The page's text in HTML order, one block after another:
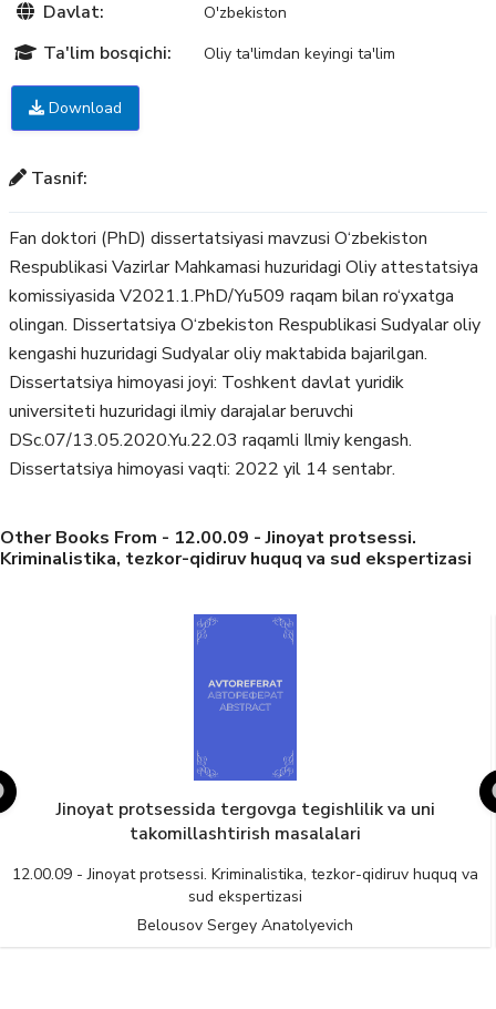
Davlat: O'zbekiston
Ta'lim bosqichi: Oliy ta'limdan keyingi ta'lim
Download
Tasnif:
Fan doktori (PhD) dissertatsiyasi mavzusi O‘zbekiston
Respublikasi Vazirlar Mahkamasi huzuridagi Oliy attestatsiya
komissiyasida V2021.1.PhD/Yu509 raqam bilan ro‘yxatga
olingan. Dissertatsiya O‘zbekiston Respublikasi Sudyalar oliy
kengashi huzuridagi Sudyalar oliy maktabida bajarilgan.
Dissertatsiya himoyasi joyi: Toshkent davlat yuridik
universiteti huzuridagi ilmiy darajalar beruvchi
DSc.07/13.05.2020.Yu.22.03 raqamli Ilmiy kengash.
Dissertatsiya himoyasi vaqti: 2022 yil 14 sentabr.
Other Books From - 12.00.09 - Jinoyat protsessi.
Kriminalistika, tezkor-qidiruv huquq va sud ekspertizasi
Jinoyat protsessida tergovga tegishlilik va uni
takomillashtirish masalalari
12.00.09 - Jinoyat protsessi. Kriminalistika, tezkor-qidiruv huquq va
sud ekspertizasi
Belousov Sergey Anatolyevich